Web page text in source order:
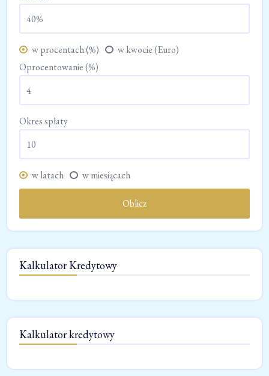
w procentach (%)
w kwocie (Euro)
Oprocentowanie (%)
Okres spłaty
w latach w miesiącach
Oblicz
Kalkulator Kredytowy
Kalkulator kredytowy